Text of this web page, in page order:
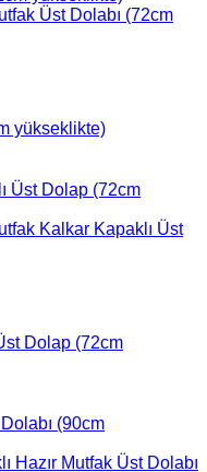
yükseklikte)
Dolap (72cm